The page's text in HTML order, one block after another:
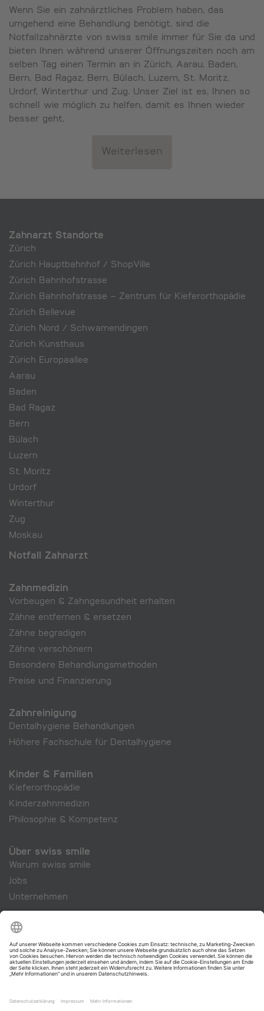
Wenn Sie ein zahnärztliches Problem haben, das
umgehend eine Behandlung benötigt, sind die
Notfallzahnärzte von swiss smile immer für Sie da und
bieten Ihnen während unserer Öffnungszeiten noch am
selben Tag einen Termin an in Zürich, Aarau, Baden,
Bern, Bad Ragaz, Bern, Bülach, Luzern, St. Moritz,
Urdorf, Winterthur und Zug. Unser Ziel ist es, Ihnen so
schnell wie möglich zu helfen, damit es Ihnen wieder
besser geht,
Zahnarzt Standorte
Zürich
Zürich Hauptbahnhof / ShopVille
Zürich Bahnhofstrasse
Zürich Bahnhofstrasse – Zentrum für Kieferorthopädie
Zürich Bellevue
Zürich Nord / Schwamendingen
Zürich Kunsthaus
Zürich Europaallee
Aarau
Baden
Bad Ragaz
Bern
Bülach
Luzern
St. Moritz
Urdorf
Winterthur
Zug
Moskau
Notfall Zahnarzt
Zahnmedizin
Vorbeugen & Zahngesundheit erhalten
Zähne entfernen & ersetzen
Zähne begradigen
Zähne verschönern
Besondere Behandlungs­methoden
Preise und Finanzierung
Zahnreinigung
Dentalhygiene Behandlungen
Höhere Fachschule für Dentalhygiene
Kinder & Familien
Kieferorthopädie
Kinderzahnmedizin
Philosophie & Kompetenz
Über swiss smile
Warum swiss smile
Jobs
Unternehmen
swiss smile Cosmetics
swiss smile - Ihr Zahnarzt in Zürich und der ganzen